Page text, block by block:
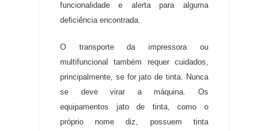
funcionalidade e alerta para alguma
deficiência encontrada.
O transporte da impressora ou
multifuncional também requer cuidados,
principalmente, se for jato de tinta
Nunca
se deve virar a máquina
Os
equipamentos jato de tinta, como o
próprio nome diz, possuem tinta